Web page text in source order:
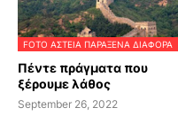
FOTO ΑΣΤΕΙΑ ΠΑΡΑΞΕΝΑ ΔΙΑΦΟΡΑ
Πέντε πράγματα που
ξέρουμε λάθος
September 26, 2022